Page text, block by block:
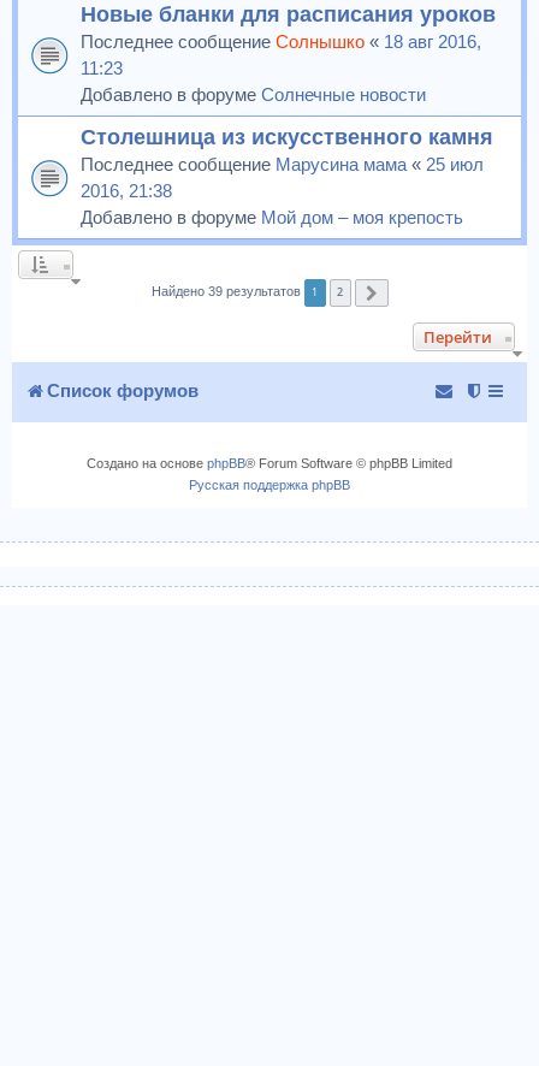
Новые бланки для расписания уроков
Последнее сообщение Солнышко « 18 авг 2016,
11:23
Добавлено в форуме Солнечные новости
Столешница из искусственного камня
Последнее сообщение Марусина мама « 25 июл
2016, 21:38
Добавлено в форуме Мой дом – моя крепость
Найдено 39 результатов 1 2
Перейти
Список форумов
Создано на основе phpBB® Forum Software © phpBB Limited
Русская поддержка phpBB